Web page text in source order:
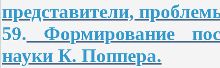
представители,
59. Формирование
науки К. Поппера.